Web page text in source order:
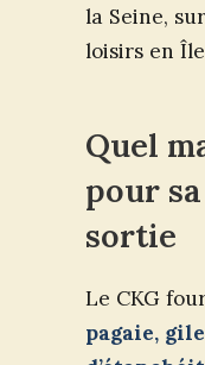
la Seine,
loisirs en
Quel
pour
sortie
Le CKG
pagaie,